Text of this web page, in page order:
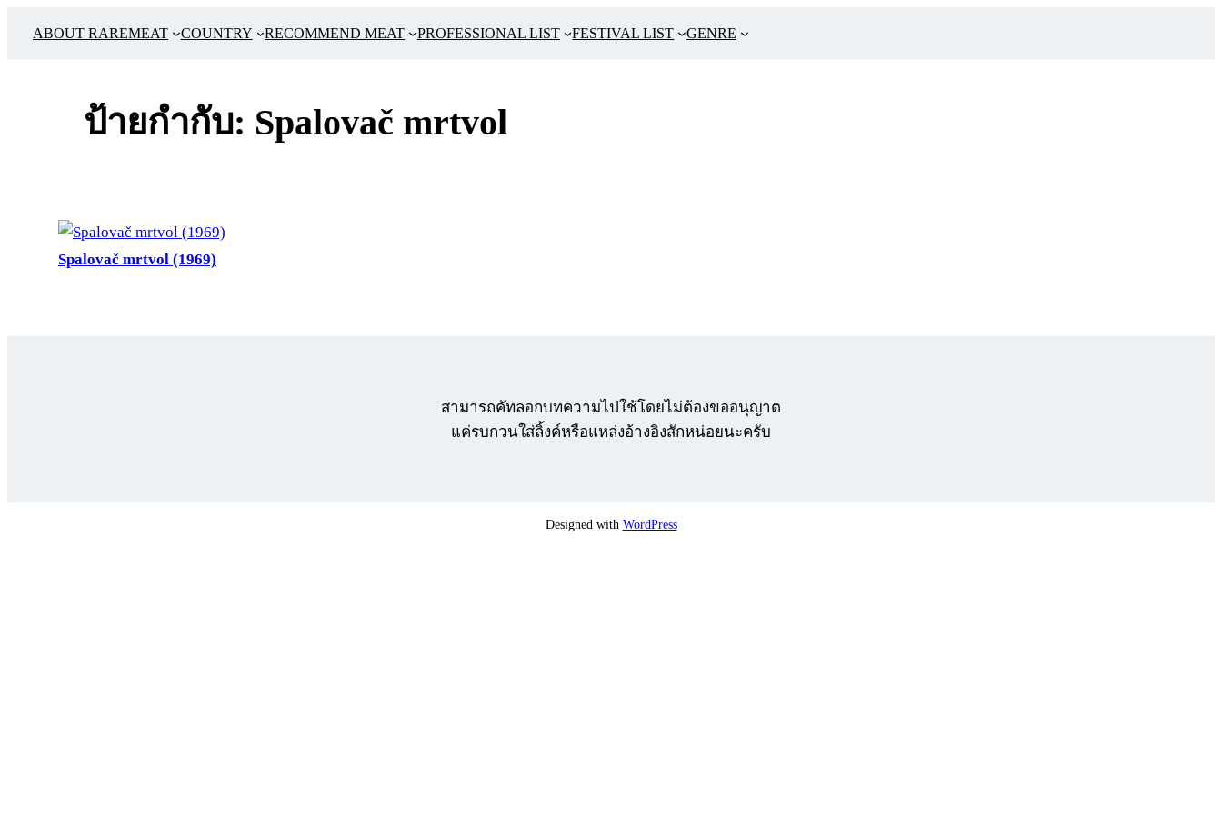
ABOUT RAREMEAT COUNTRY RECOMMEND MEAT PROFESSIONAL LIST FESTIVAL LIST GENRE
ป้ายกำกับ: Spalovač mrtvol
Spalovač mrtvol (1969)
สามารถคัทลอกบทความไปใช้โดยไม่ต้องขออนุญาต
แค่รบกวนใส่ลิ้งค์หรือแหล่งอ้างอิงสักหน่อยนะครับ
Designed with WordPress